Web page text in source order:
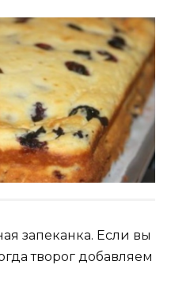
запеканка. Если вы
творог добавляем